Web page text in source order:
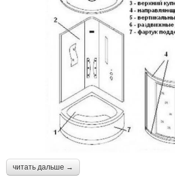
читать дальше →